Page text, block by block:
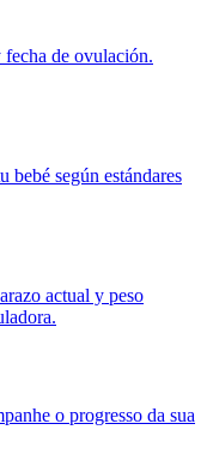
de ovulación.
bebé según estándares
actual y peso
o progresso da sua